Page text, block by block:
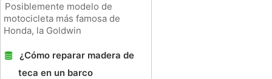
Posiblemente modelo de
motocicleta más famosa de
Honda, la Goldwin
¿Cómo reparar madera de
teca en un barco